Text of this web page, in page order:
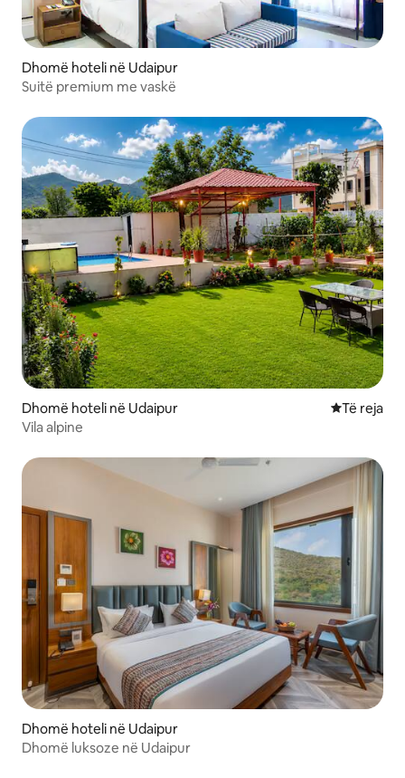
Dhomë hoteli në Udaipur
Suitë premium me vaskë
Dhomë hoteli në Udaipur
Të reja
Vila alpine
Dhomë hoteli në Udaipur
Dhomë luksoze në Udaipur